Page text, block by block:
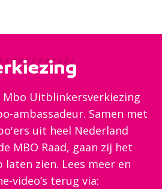
Mbo Uitblinkersverkiezing
ambassadeur. Samen met
uit heel Nederland
MBO Raad, gaan zij het
laten zien. Lees meer en
video’s terug via: